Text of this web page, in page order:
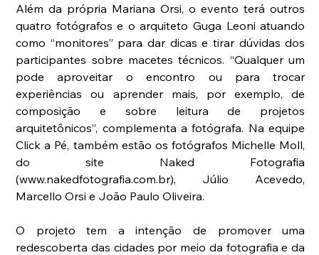
Além da própria Mariana Orsi, o evento terá outros
quatro fotógrafos e o arquiteto Guga Leoni atuando
como “monitores” para dar dicas e tirar dúvidas dos
participantes sobre macetes técnicos. “Qualquer um
pode aproveitar o encontro ou para trocar
experiências ou aprender mais, por exemplo, de
composição e sobre leitura de projetos
arquitetônicos”, complementa a fotógrafa. Na equipe
Click a Pé, também estão os fotógrafos Michelle Moll,
do site Naked Fotografia
(www.nakedfotografia.com.br), Júlio Acevedo,
Marcello Orsi e João Paulo Oliveira.
O projeto tem a intenção de promover uma
redescoberta das cidades por meio da fotografia e da